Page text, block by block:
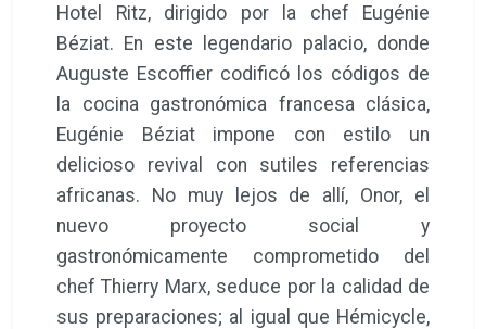
Hotel Ritz, dirigido por la chef Eugénie
Béziat. En este legendario palacio, donde
Auguste Escoffier codificó los códigos de
la cocina gastronómica francesa clásica,
Eugénie Béziat impone con estilo un
delicioso revival con sutiles referencias
africanas. No muy lejos de allí, Onor, el
nuevo proyecto social y
gastronómicamente comprometido del
chef Thierry Marx, seduce por la calidad de
sus preparaciones; al igual que Hémicycle,